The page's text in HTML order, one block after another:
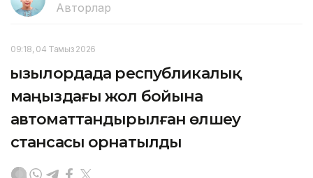
Авторлар
09:18, 04 Тамыз 2026
Қызылордада республикалық
маңыздағы жол бойына
автоматтандырылған өлшеу
стансасы орнатылды